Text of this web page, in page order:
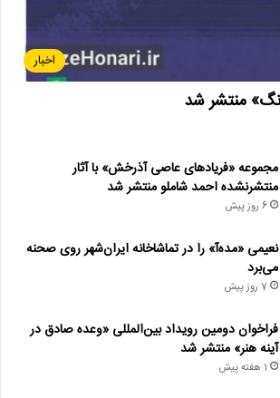
اخبار
منتشر شد
مجموعه «فریادهای عاصی آذرخش» با آثار
منتشرنشده احمد شاملو منتشر شد
6 روز پیش
نعیمی «مده‌آ» را در تماشاخانه ایران‌شهر روی صحنه
می‌برد
7 روز پیش
فراخوان دومین رویداد بین‌المللی «وعده صادق در
آینه هنر» منتشر شد
1 هفته پیش